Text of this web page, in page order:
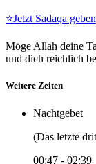
⭐Jetzt Sadaqa geben
Möge Allah deine
und dich reichlich
Weitere Zeiten
Nachtgebet
(Das letzte
00:47 - 02:39